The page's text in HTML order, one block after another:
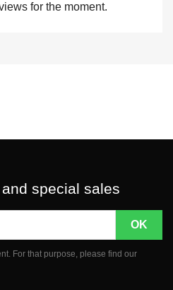
for the moment.
special sales
For that purpose, please find our